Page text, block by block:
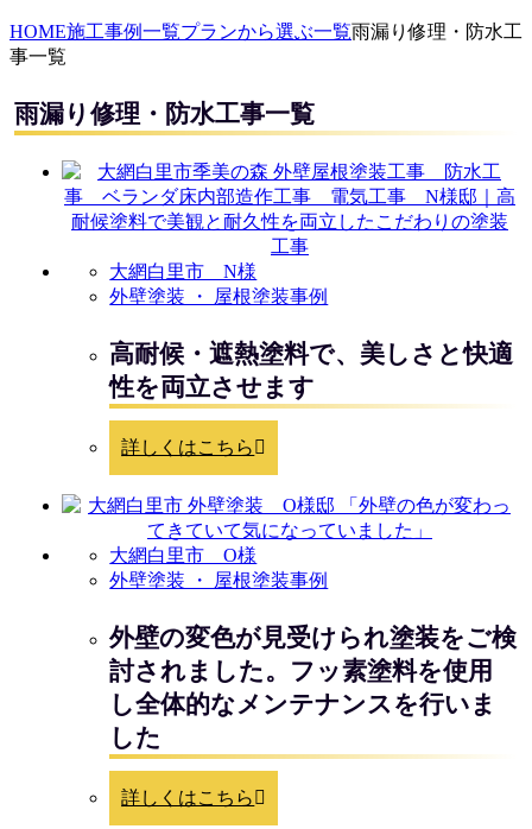
HOME施工事例一覧プランから選ぶ一覧雨漏り修理・防水工
事一覧
雨漏り修理・防水工事一覧
大網白里市 N様
外壁塗装 ・ 屋根塗装事例
高耐候・遮熱塗料で、美しさと快適
性を両立させます
詳しくはこちら
大網白里市 O様
外壁塗装 ・ 屋根塗装事例
外壁の変色が見受けられ塗装をご検
討されました。フッ素塗料を使用
し全体的なメンテナンスを行いま
した
詳しくはこちら